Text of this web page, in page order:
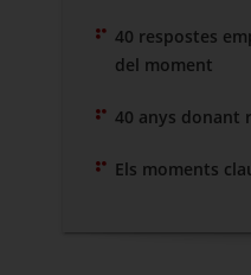
40 respostes
del moment
40 anys donant
Els moments